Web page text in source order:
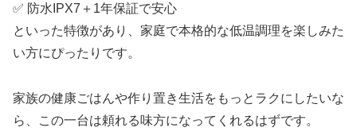
✅ 防水IPX7＋1年保証で安心
といった特徴があり、家庭で本格的な低温調理を楽しみた
い方にぴったりです。
家族の健康ごはんや作り置き生活をもっとラクにしたいな
ら、この一台は頼れる味方になってくれるはずです。